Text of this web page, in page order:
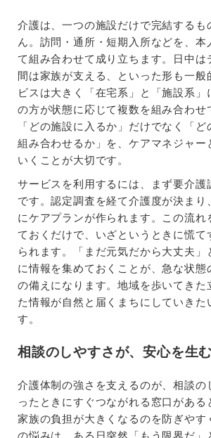
介護は、一つの施設だけで完結するも
ん。訪問・通所・短期入所などを、本
て組み合わせて成り立ちます。日中は
間は家族が支える、といった形も一般
ビスは大きく「在宅系」と「施設系」
の方が状態に応じて複数を組み合わせ
「どの施設に入るか」だけでなく「ど
組み合わせるか」を、ケアマネジャー
いくことが大切です。
サービスを利用するには、まず要介護
です。認定調査を経て介護度が決まり
にケアプランが作られます。この流れ
ておくだけで、いざというときに慌て
られます。「まだ元気だから大丈夫」
に情報を集めておくことが、急な状態
の備えになります。地域を歩いてきた
た情報が自然と届くまちにしていきた
す。
相談のしやすさが、安心を生む
介護体制の強さを支えるのが、相談の
ったときにすぐつながれる窓口がある
家族の負担が大きくなるのを防ぎやす
の悩みは、ある日突然「もう限界だ」